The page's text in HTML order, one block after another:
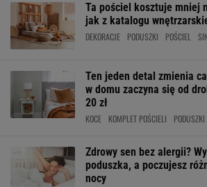
Ta pościel kosztuje mniej
jak z katalogu
DEKORACJE PODUSZKI POŚCIEL
Ten jeden detal zmienia
w domu zaczyna się od
20 zł
KOCE KOMPLET POŚCIELI PODUSZKI
Zdrowy sen bez alergii?
poduszka, a poczujesz
nocy